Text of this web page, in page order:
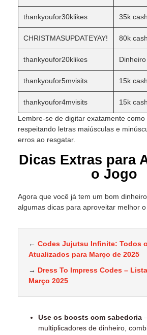
thankyoufor30klikes 35k cash
CHRISTMASUPDATEYAY! 80k cash
thankyoufor20klikes
thankyoufor5mvisits 15k cash
thankyoufor4mvisits
15k cash
Lembre-se de digitar exatamente como
respeitando letras maiúsculas e
erros ao resgatar.
Dicas Extras para
o Jogo
Agora que você já tem um bom
algumas dicas para aproveitar melhor o
← Codes Jujutsu Infinite: Todos
Atualizados para Março de 2025
→ Dress To Impress Codes –
Março 2025
Use os boosts com sabedoria
multiplicadores de dinheiro,